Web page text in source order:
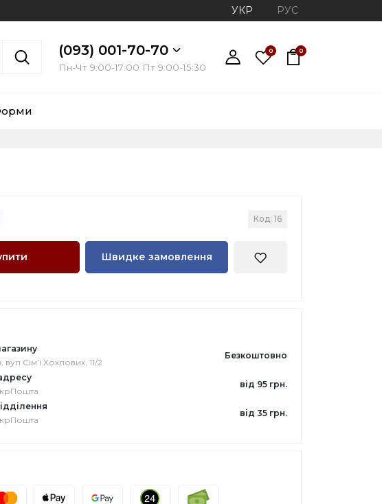
УКР РУС
(093) 001-70-70
Пн-Чт 9:00-17:00 Пт 9:00-15:30
0 0
Код: 16
Швидке замовлення
вул Сімʼї Хохлових, 11/2
Безкоштовно
від 95 грн.
від 35 грн.